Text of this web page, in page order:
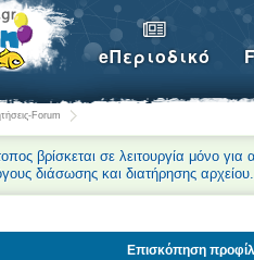
eΠεριοδικό
Forum
βρίσκεται σε λειτουργία μόνο
διάσωσης και διατήρησης αρχείου.
Επισκόπηση